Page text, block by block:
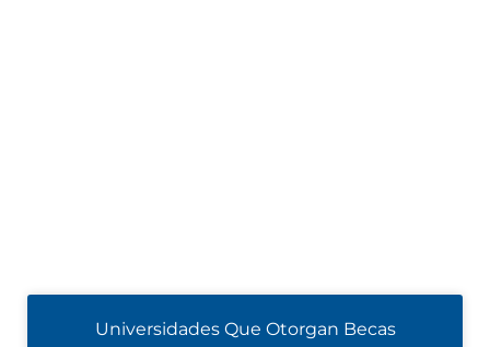
Universidades Que Otorgan Becas